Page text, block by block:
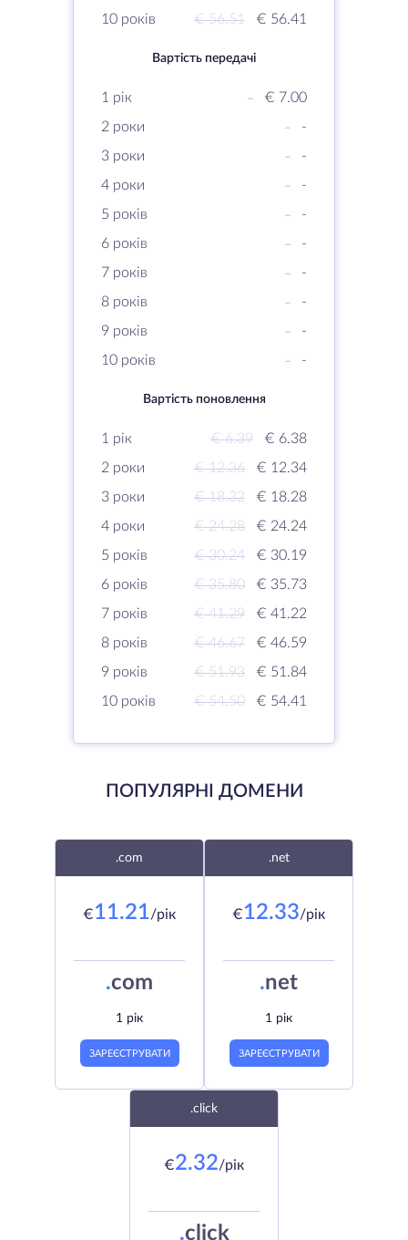
10 років
€ 56.51 € 56.41
Вартість передачі
1 рік -
€ 7.00
2 роки
-
-
3 роки
-
-
4 роки
-
-
5 років
-
-
6 років
-
-
7 років
-
-
8 років
-
-
9 років
-
-
10 років
- -
Вартість поновлення
1 рік € 6.39
€ 6.38
2 роки
€ 12.36
€ 12.34
3 роки
€ 18.32
€ 18.28
4 роки
€ 24.28
€ 24.24
5 років
€ 30.24
€ 30.19
6 років
€ 35.80
€ 35.73
7 років
€ 41.29
€ 41.22
8 років
€ 46.67
€ 46.59
9 років
€ 51.93
€ 51.84
10 років
€ 54.50 € 54.41
ПОПУЛЯРНІ ДОМЕНИ
.com
€11.21/рік
.com
1 рік
ЗАРЕЄСТРУВАТИ
.net
€12.33/рік
.net
1 рік
ЗАРЕЄСТРУВАТИ
.click
€2.32/рік
.click